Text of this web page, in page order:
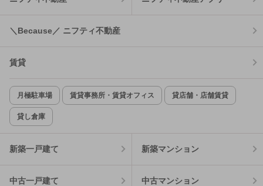
＼Because／ ニフティ不動産
賃貸
月極駐車場 賃貸事務所・賃貸オフィス 貸店舗・店舗賃貸
貸し倉庫
新築一戸建て 新築マンション
中古一戸建て 中古マンション